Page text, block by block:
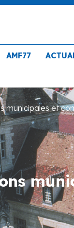
AMF77
municipales et